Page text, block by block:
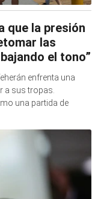
que la presión
las
el tono”
enfrenta una
a sus tropas.
una partida de